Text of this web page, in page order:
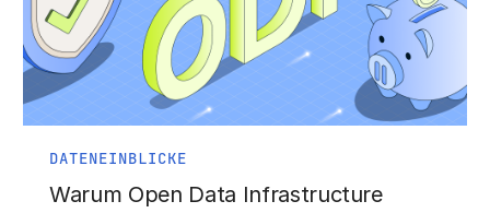
DATENEINBLICKE
Warum Open Data Infrastructure